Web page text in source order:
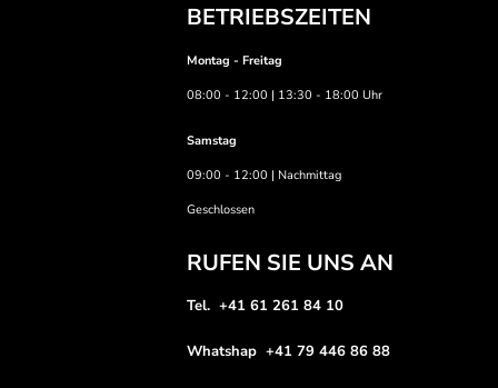
BETRIEBSZEITEN
Montag - Freitag
08:00 - 12:00 | 13:30 - 18:00 Uhr
Samstag
09:00 - 12:00 | Nachmittag
Geschlossen
RUFEN SIE UNS AN
Tel. +41 61 261 84 10
Whatshap +41 79 446 86 88